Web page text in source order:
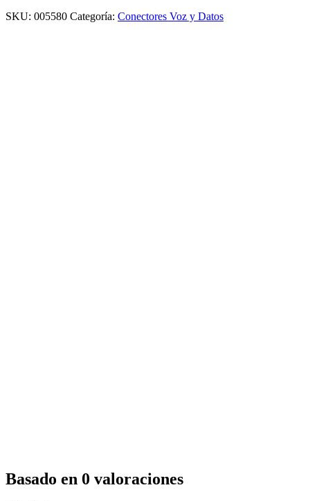
SKU: 005580 Categoría: Conectores Voz y Datos
Basado en 0 valoraciones